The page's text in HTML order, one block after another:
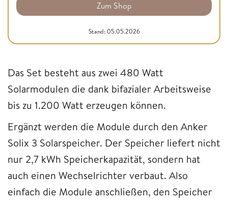
Zum Shop
Stand: 05.05.2026
Das Set besteht aus zwei 480 Watt
Solarmodulen die dank bifazialer Arbeitsweise
bis zu 1.200 Watt erzeugen können.
Ergänzt werden die Module durch den Anker
Solix 3 Solarspeicher. Der Speicher liefert nicht
nur 2,7 kWh Speicherkapazität, sondern hat
auch einen Wechselrichter verbaut. Also
einfach die Module anschließen, den Speicher